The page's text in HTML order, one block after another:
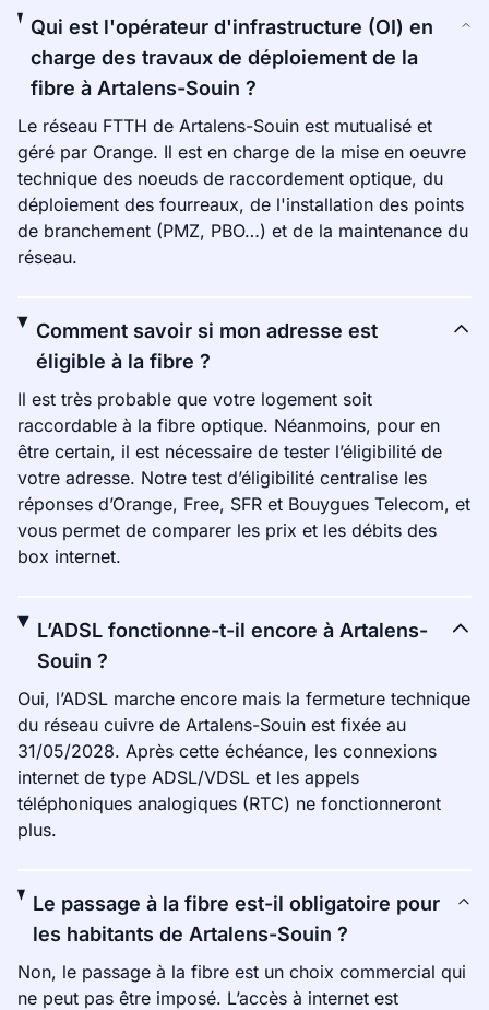
Qui est l'opérateur d'infrastructure (OI) en
charge des travaux de déploiement de la
fibre à Artalens-Souin ?
Le réseau FTTH de Artalens-Souin est mutualisé et
géré par Orange. Il est en charge de la mise en oeuvre
technique des noeuds de raccordement optique, du
déploiement des fourreaux, de l'installation des points
de branchement (PMZ, PBO…) et de la maintenance du
réseau.
Comment savoir si mon adresse est
éligible à la fibre ?
Il est très probable que votre logement soit
raccordable à la fibre optique. Néanmoins, pour en
être certain, il est nécessaire de tester l’éligibilité de
votre adresse. Notre test d’éligibilité centralise les
réponses d’Orange, Free, SFR et Bouygues Telecom, et
vous permet de comparer les prix et les débits des
box internet.
L’ADSL fonctionne-t-il encore à Artalens-
Souin ?
Oui, l’ADSL marche encore mais la fermeture technique
du réseau cuivre de Artalens-Souin est fixée au
31/05/2028. Après cette échéance, les connexions
internet de type ADSL/VDSL et les appels
téléphoniques analogiques (RTC) ne fonctionneront
plus.
Le passage à la fibre est-il obligatoire pour
les habitants de Artalens-Souin ?
Non, le passage à la fibre est un choix commercial qui
ne peut pas être imposé. L’accès à internet est